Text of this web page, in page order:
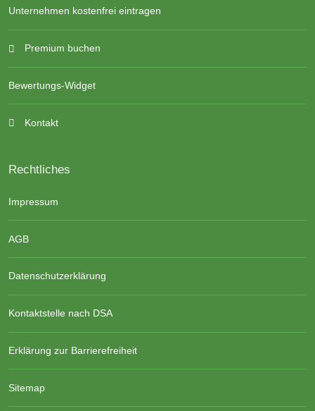
Unternehmen kostenfrei eintragen
Premium buchen
Bewertungs-Widget
Kontakt
Rechtliches
Impressum
AGB
Datenschutzerklärung
Kontaktstelle nach DSA
Erklärung zur Barrierefreiheit
Sitemap